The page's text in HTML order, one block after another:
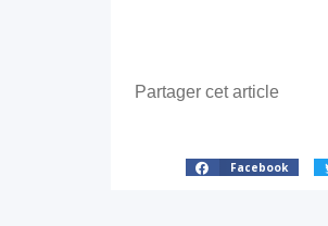
Partager cet article
Facebook